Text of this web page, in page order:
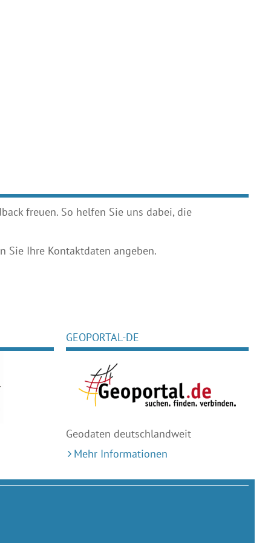
freuen. So helfen Sie uns dabei, die
Sie Ihre Kontaktdaten angeben.
GEOPORTAL-DE
Geodaten deutschlandweit
Mehr Informationen